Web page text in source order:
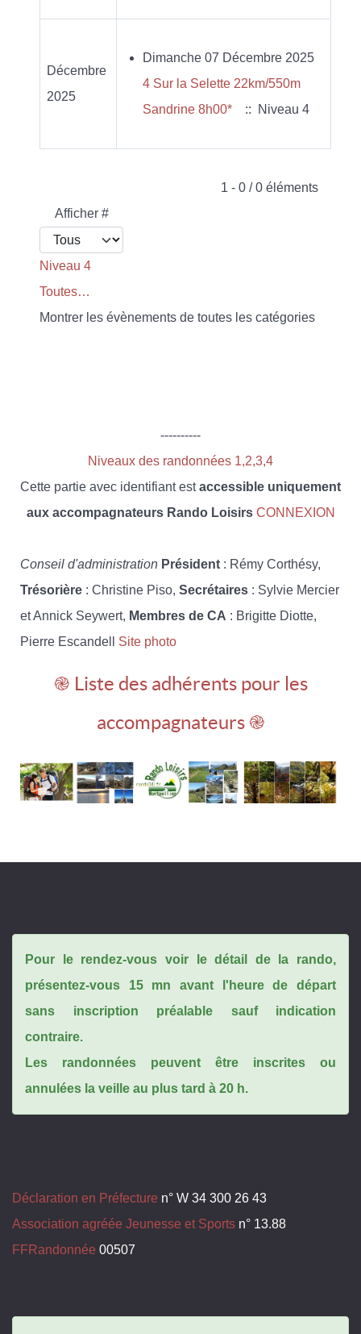
Décembre
2025
Dimanche 07 Décembre 2025
4 Sur la Selette 22km/550m
Sandrine 8h00*
:: Niveau 4
1 - 0 / 0 éléments
Afficher #
Niveau 4
Toutes…
Montrer les évènements de toutes les catégories
----------
Niveaux des randonnées 1,2,3,4
Cette partie avec identifiant estaccessible uniquement
aux accompagnateurs Rando Loisirs CONNEXION
Conseil d'administration Président : Rémy Corthésy,
Trésorière : Christine Piso, Secrétaires : Sylvie Mercier
et Annick Seywert, Membres de CA : Brigitte Diotte,
Pierre Escandell Site photo
֎ Liste des adhérents pour les
accompagnateurs ֎
Pour le rendez-vous voir le détail de la rando,
présentez-vous 15 mn avant l'heure de départ
sans inscription préalable sauf indication
contraire.
Les randonnées peuvent être inscrites ou
annulées la veille au plus tard à 20 h.
Déclaration en Préfecture n° W 34 300 26 43
Association agréée Jeunesse et Sports n° 13.88
FFRandonnée 00507